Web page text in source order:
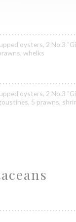
oysters, 2 No.3
whelks
oysters, 2 No.3
5 prawns,